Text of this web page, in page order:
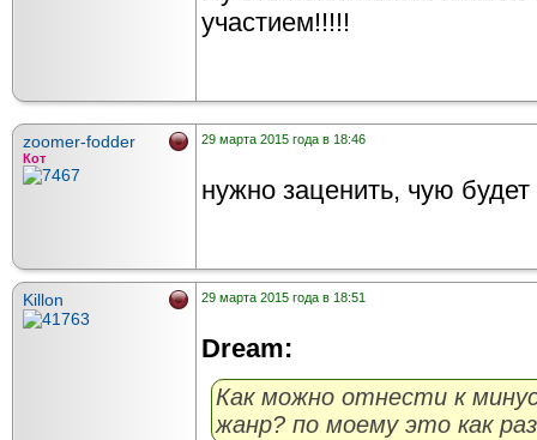
участием!!!!!
zoomer-fodder
Кот
29 марта 2015 года в 18:46
нужно заценить, чую
Killon 29 марта 2015 года в 18:51
Dream:
Как можно отнести к
жанр? по моему это как